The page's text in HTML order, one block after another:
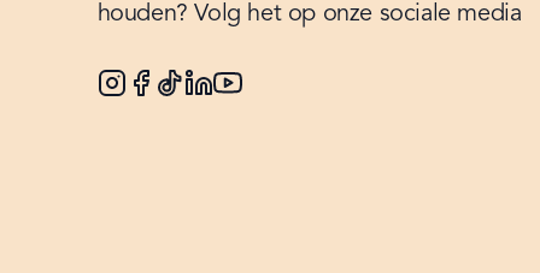
houden? Volg het op onze sociale media
Instagram
Facebook
TiktokLinkedinYoutube